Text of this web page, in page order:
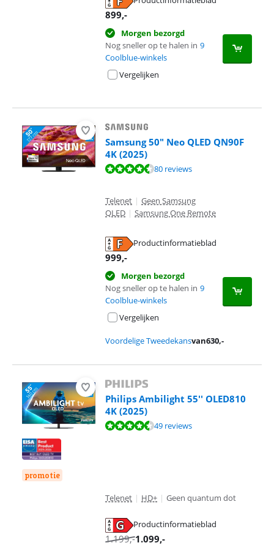
899,-
Morgen bezorgd
Nog sneller op te halen in 9
Coolblue-winkels
Vergelijken
Samsung 50" Neo QLED QN90F
4K (2025)
Beoordeling is 8,9 van de 10, gebaseerd op 80 reviews.
80 reviews
Telenet | Geen Samsung
QLED | Samsung One Remote
Productinformatieblad
999,-
Morgen bezorgd
Nog sneller op te halen in 9
Coolblue-winkels
Vergelijken
Voordelige Tweedekansvan630,-
promotie
Philips Ambilight 55'' OLED810
4K (2025)
Beoordeling is 9,3 van de 10, gebaseerd op 49 reviews.
49 reviews
Telenet | HD+ | Geen quantum dot
Productinformatieblad
1.199,-1.099,-